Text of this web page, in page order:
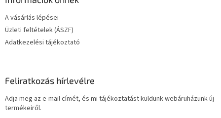
A vásárlás lépései
Üzleti feltételek (ÁSZF)
Adatkezelési tájékoztató
Feliratkozás hírlevélre
Adja meg az e-mail címét, és mi tájékoztatást küldünk webáruházunk új
termékeiről.